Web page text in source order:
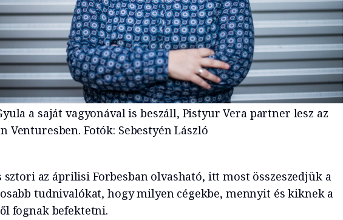
a saját vagyonával is beszáll, Pistyur Vera partner lesz az
Venturesben. Fotók: Sebestyén László
sztori az áprilisi Forbesban olvasható, itt most összeszedjük a
tudnivalókat, hogy milyen cégekbe, mennyit és kiknek a
fognak befektetni.